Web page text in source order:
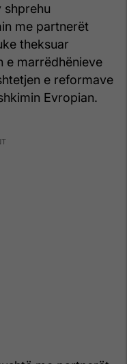
shprehu
me partnerët
theksuar
e marrëdhënieve
e reformave
Evropian.